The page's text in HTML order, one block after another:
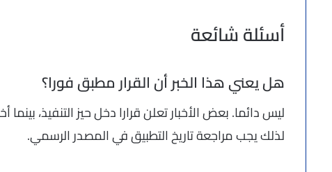
أسئلة شائعة
هل يعني هذا الخبر أن القرار مطبق فورا؟
ليس دائما. بعض الأخبار تعلن قرارا دخل حيز التنفيذ،
لذلك يجب مراجعة تاريخ التطبيق في المصدر الرسمي.